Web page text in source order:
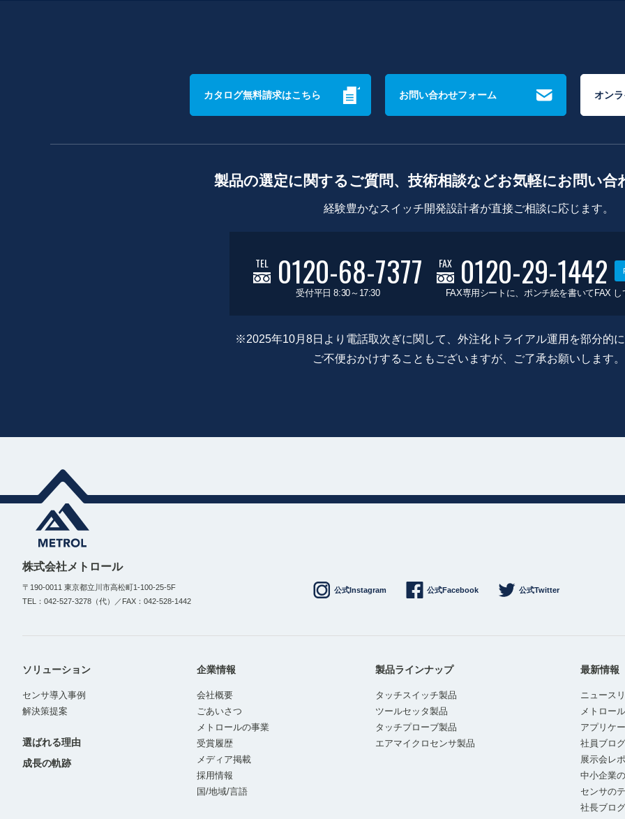
カタログ無料請求はこちら お問い合わせフォーム オン
製品の選定に関するご質問、技術相談などお気軽にお問い合
経験豊かなスイッチ開発設計者が直接ご相談に応じます。
TEL 0120-68-7377
受付平日 8:30～17:30
FAX 0120-29-1442
FAX専用シートに、ポンチ絵を書いてFAX し
※2025年10月8日より電話取次ぎに関して、外注化トライアル運用を部分的に
ご不便おかけすることもございますが、ご了承お願いします。
株式会社メトロール
〒190-0011 東京都立川市高松町1-100-25-5F
TEL：042-527-3278（代）／FAX：042-528-1442
公式Instagram 公式Facebook 公式Twitter
ソリューション
センサ導入事例
解決策提案
選ばれる理由
成長の軌跡
企業情報
会社概要
ごあいさつ
メトロールの事業
受賞履歴
メディア掲載
採用情報
国/地域/言語
製品ラインナップ
タッチスイッチ製品
ツールセッタ製品
タッチプローブ製品
エアマイクロセンサ製品
最新情報
ニュース
メトロー
アプリケ
社員ブログ
展示会レ
中小企業
センサの
社長ブログ